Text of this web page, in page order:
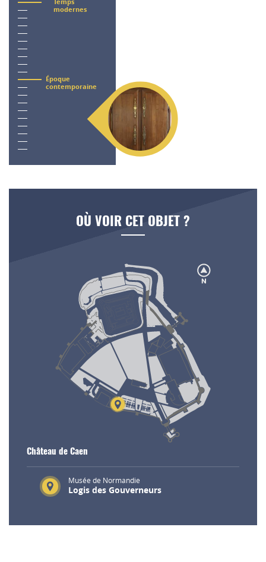
modernes
Époque
contemporaine
OÙ VOIR CET OBJET ?
Château de Caen
Musée de Normandie
Logis des Gouverneurs